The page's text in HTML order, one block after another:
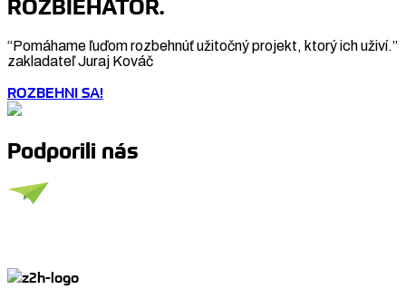
ROZBIEHÁTOR.
“Pomáhame ľuďom rozbehnúť užitočný projekt, ktorý ich uživí.”
zakladateľ Juraj Kováč
ROZBEHNI SA!
Podporili nás